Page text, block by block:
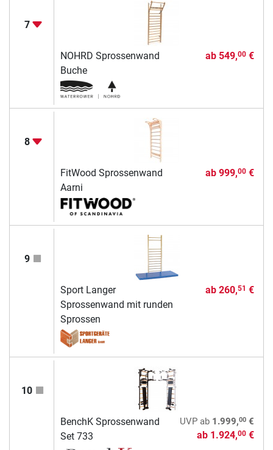
7
NOHRD Sprossenwand
Buche
ab 549,00€
8
FitWood Sprossenwand
Aarni
ab 999,00€
9
Sport Langer
Sprossenwand mit runden
Sprossen
ab 260,51 €
10
BenchK Sprossenwand
Set 733
UVPab 1.999,00€
ab 1.924,00€